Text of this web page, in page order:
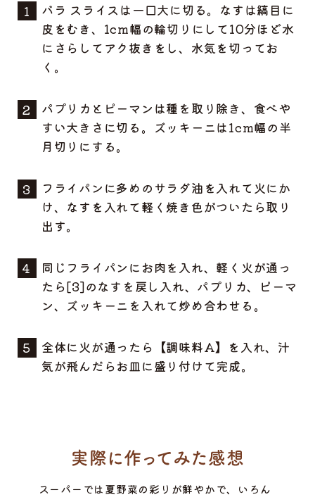
バラ スライスは一口大に切る。なすは縞目に
皮をむき、1cm幅の輪切りにして10分ほど水
にさらしてアク抜きをし、水気を切ってお
く。
パプリカとピーマンは種を取り除き、食べや
すい大きさに切る。ズッキーニは1cm幅の半
月切りにする。
フライパンに多めのサラダ油を入れて火にか
け、なすを入れて軽く焼き色がついたら取り
出す。
同じフライパンにお肉を入れ、軽く火が通っ
たら[3]のなすを戻し入れ、パプリカ、ピーマ
ン、ズッキーニを入れて炒め合わせる。
全体に火が通ったら【調味料A】を入れ、汁
気が飛んだらお皿に盛り付けて完成。
スーパーでは夏野菜の彩りが鮮やかで、いろん